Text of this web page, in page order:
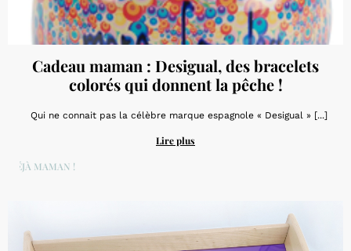
Cadeau maman : Desigual, des bracelets
colorés qui donnent la pêche !
Qui ne connait pas la célèbre marque espagnole « Desigual » [...]
Lire plus
DÉJÀ MAMAN !